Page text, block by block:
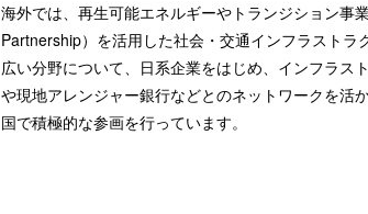
海外では、再生可能エネルギーやトランジション事
Partnership）を活用した社会・交通インフラスト
広い分野について、日系企業をはじめ、インフラス
や現地アレンジャー銀行などとのネットワークを活
国で積極的な参画を行っています。